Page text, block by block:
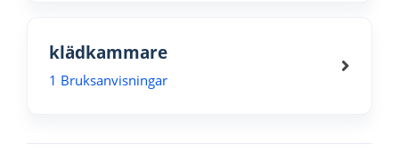
klädkammare
1 Bruksanvisningar